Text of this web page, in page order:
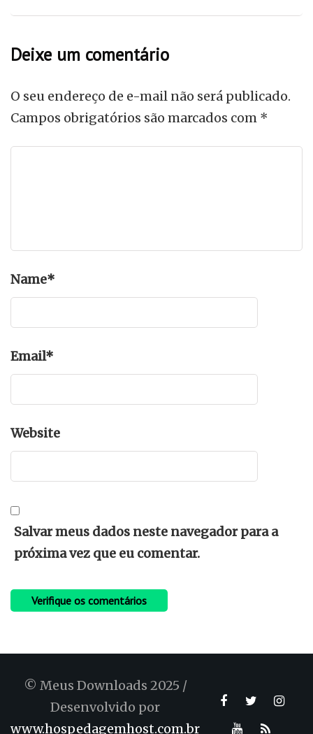
Deixe um comentário
O seu endereço de e-mail não será publicado.
Campos obrigatórios são marcados com *
Name*
Email*
Website
Salvar meus dados neste navegador para a
próxima vez que eu comentar.
© Meus Downloads 2025 /
Desenvolvido por
www.hospedagemhost.com.br